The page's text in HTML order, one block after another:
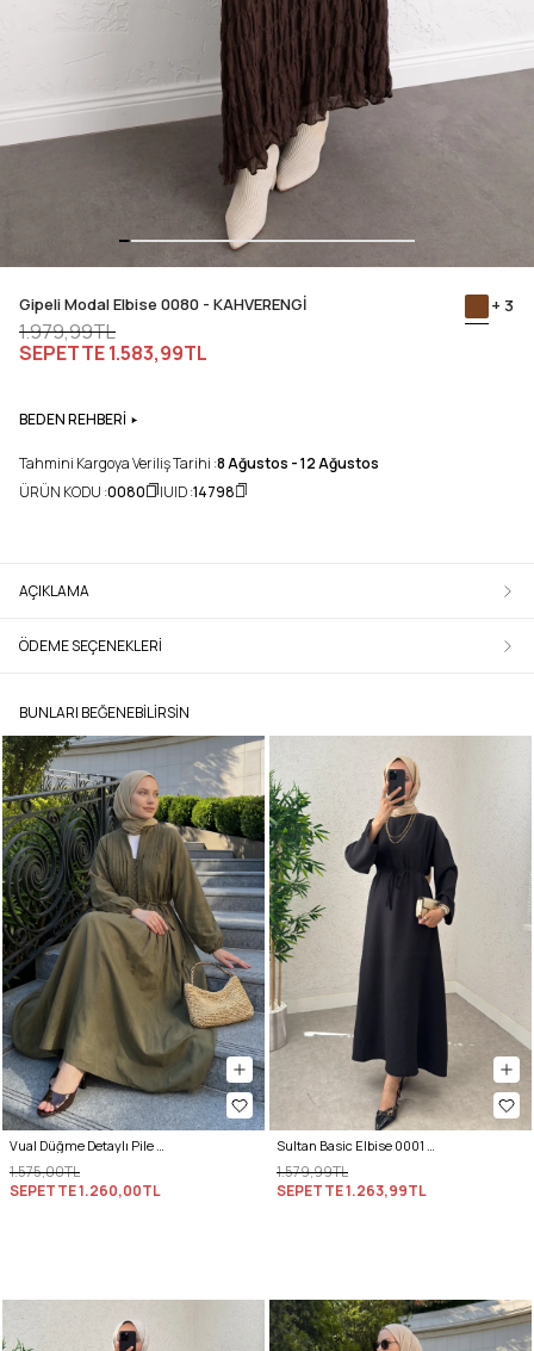
Gipeli Modal Elbise 0080 - KAHVERENGİ + 3
1.979,99TL
SEPETTE1.583,99TL
BEDEN REHBERİ
Tahmini Kargoya Veriliş Tarihi :8 Ağustos - 12 Ağustos
ÜRÜN KODU :0080 UID :14798
AÇIKLAMA
ÖDEME SEÇENEKLERI
BUNLARI BEĞENEBILIRSIN
Vual Düğme Detaylı Pile Elbise 5007 - KOYU HAKİ
1.575,00TL
SEPETTE1.260,00TL
Sultan Basic Elbise 0001 - SİYAH
1.579,99TL
SEPETTE1.263,99TL